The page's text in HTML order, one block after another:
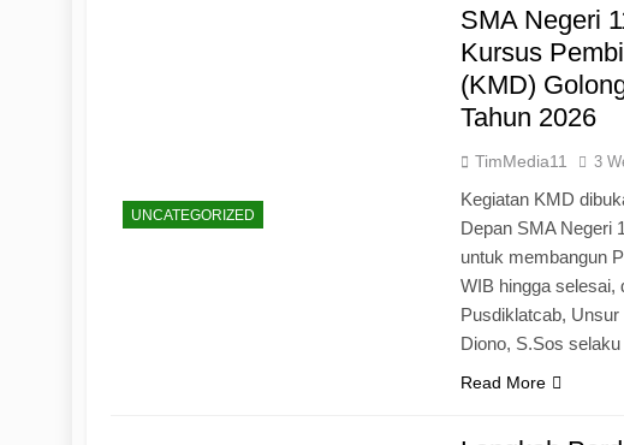
UNCATEGORIZED
SMA Negeri
Kursus
(KMD)
Tahun 2026
TimMedia11 3
Kegiatan KMD
Depan SMA Negeri
untuk membangun
WIB hingga selesai,
Pusdiklatcab,
Diono, S.Sos
Read More